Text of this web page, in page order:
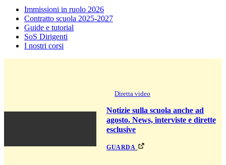
Immissioni in ruolo 2026
Contratto scuola 2025-2027
Guide e tutorial
SoS Dirigenti
I nostri corsi
Diretta video
Notizie sulla scuola anche ad
agosto. News, interviste e dirette
esclusive
guarda